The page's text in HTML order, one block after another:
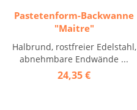
Pastetenform-Backwanne
"Maitre"
Halbrund, rostfreier Edelstahl,
abnehmbare Endwände ...
24,35 €